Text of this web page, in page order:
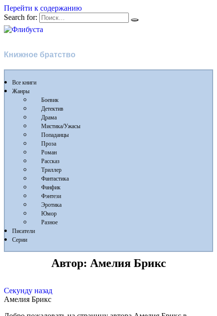
Перейти к содержанию
Search for:
Книжное братство
Все книги
Жанры
Боевик
Детектив
Драма
Мистика/Ужасы
Попаданцы
Проза
Роман
Рассказ
Триллер
Фантастика
Фанфик
Фэнтези
Эротика
Юмор
Разное
Писатели
Серии
Автор: Амелия Брикс
Секунду назад
Амелия Брикс